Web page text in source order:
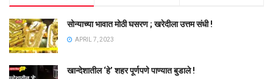
सोन्याच्या भावात मोठी घसरण ; खरेदीला उत्तम संधी !
APRIL 7, 2023
खान्देशातील ‘हे’ शहर पूर्णपणे पाण्यात बुडाले !